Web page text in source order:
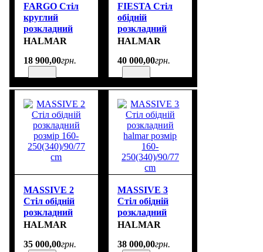
FARGO Стіл
круглий
розкладний
halmar колір
210/120/77 cm
HALMAR
18 900,00грн.
FIESTA Стіл
обідній
розкладний
Halmar розмір
cm
HALMAR
40 000,00грн.
MASSIVE 2
Стіл обідній
розкладний
розмір 160-
cm
HALMAR
35 000,00грн.
MASSIVE 3
Стіл обідній
розкладний
halmar розмір
250(340)/90/77
HALMAR
38 000,00грн.